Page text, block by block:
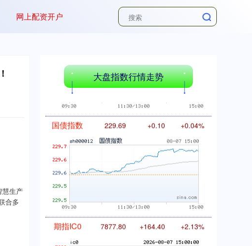
网上配资开户
慧生产
合多
大盘指数行情走势
国债指数 229.69 +0.04%
期指IC0 +164.40 +2.13%